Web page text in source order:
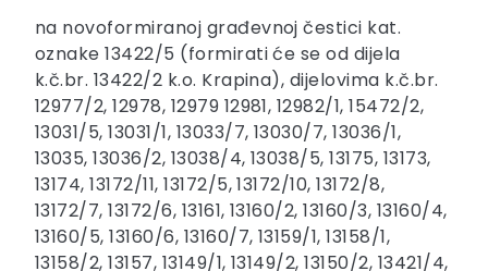
na novoformiranoj građevnoj čestici kat.
oznake 13422/5 (formirati će se od dijela
k.č.br. 13422/2 k.o. Krapina), dijelovima k.č.br.
12977/2, 12978, 12979 12981, 12982/1, 15472/2,
13031/5, 13031/1, 13033/7, 13030/7, 13036/1,
13035, 13036/2, 13038/4, 13038/5, 13175, 13173,
13174, 13172/11, 13172/5, 13172/10, 13172/8,
13172/7, 13172/6, 13161, 13160/2, 13160/3, 13160/4,
13160/5, 13160/6, 13160/7, 13159/1, 13158/1,
13158/2, 13157, 13149/1, 13149/2, 13150/2, 13421/4,